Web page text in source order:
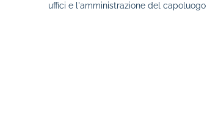
uffici e l'amministrazione del